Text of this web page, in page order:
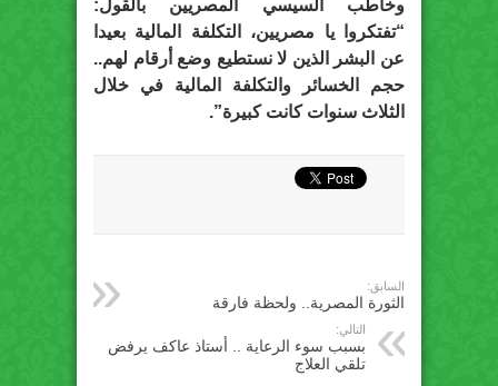
وخاطب السيسي المصريين بالقول:
“تفتكروا يا مصريين، التكلفة المالية بعيدا
عن البشر الذين لا نستطيع وضع أرقام لهم..
حجم الخسائر والتكلفة المالية في خلال
الثلاث سنوات كانت كبيرة”.
السابق:
الثورة المصرية.. ولحظة فارقة
التالي:
بسبب سوء الرعاية .. أستاذ عاكف يرفض
تلقي العلاج